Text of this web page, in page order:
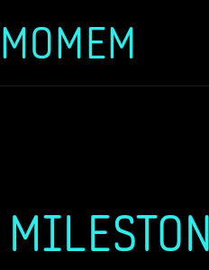
Zum
MOMEM